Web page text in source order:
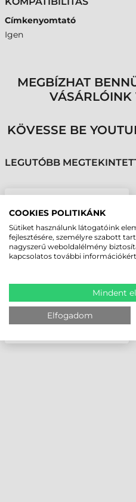
Címkenyomtató
Igen
MEGBÍZHAT
VÁSÁRLÓINK
KÖVESSE BE
LEGUTÓBB
PM45
COOKIES POLITIKÁNK
Sütiket használunk látogatóink
fejlesztésére, személyre szabott
nagyszerű weboldalélmény
kapcsolatos további
Mindent
Elfogadom